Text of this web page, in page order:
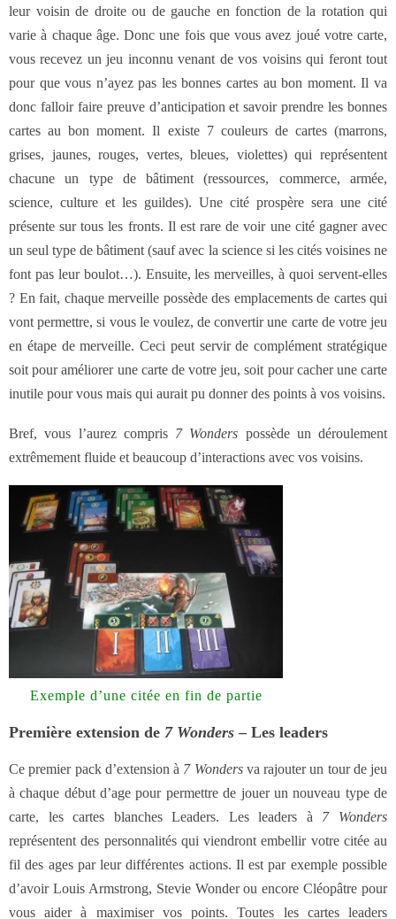
leur voisin de droite ou de gauche en fonction de la rotation qui
varie à chaque âge. Donc une fois que vous avez joué votre carte,
vous recevez un jeu inconnu venant de vos voisins qui feront tout
pour que vous n’ayez pas les bonnes cartes au bon moment. Il va
donc falloir faire preuve d’anticipation et savoir prendre les bonnes
cartes au bon moment. Il existe 7 couleurs de cartes (marrons,
grises, jaunes, rouges, vertes, bleues, violettes) qui représentent
chacune un type de bâtiment (ressources, commerce, armée,
science, culture et les guildes). Une cité prospère sera une cité
présente sur tous les fronts. Il est rare de voir une cité gagner avec
un seul type de bâtiment (sauf avec la science si les cités voisines ne
font pas leur boulot…). Ensuite, les merveilles, à quoi servent-elles
? En fait, chaque merveille possède des emplacements de cartes qui
vont permettre, si vous le voulez, de convertir une carte de votre jeu
en étape de merveille. Ceci peut servir de complément stratégique
soit pour améliorer une carte de votre jeu, soit pour cacher une carte
inutile pour vous mais qui aurait pu donner des points à vos voisins.
Bref, vous l’aurez compris 7 Wonders possède un déroulement
extrêmement fluide et beaucoup d’interactions avec vos voisins.
Exemple d’une citée en fin de partie
Première extension de 7 Wonders – Les leaders
Ce premier pack d’extension à 7 Wondersva rajouter un tour de jeu
à chaque début d’age pour permettre de jouer un nouveau type de
carte, les cartes blanches Leaders. Les leaders à 7 Wonders
représentent des personnalités qui viendront embellir votre citée au
fil des ages par leur différentes actions. Il est par exemple possible
d’avoir Louis Armstrong, Stevie Wonder ou encore Cléopâtre pour
vous aider à maximiser vos points. Toutes les cartes leaders